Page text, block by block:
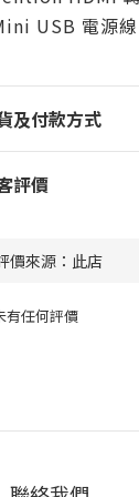
USB 電源線
及付款方式
評價
有任何評價